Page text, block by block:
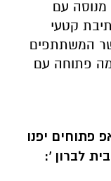
עם
קטעי
המשתתפים
במה פתוחה עם
פתוחים יפנו
לברון ':